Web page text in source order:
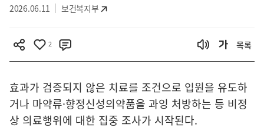
2026.06.11 보건복지부
2 목록
효과가 검증되지 않은 치료를 조건으로 입원을 유도하
거나 마약류·향정신성의약품을 과잉 처방하는 등 비정
상 의료행위에 대한 집중 조사가 시작된다.